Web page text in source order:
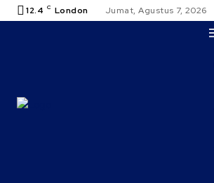
12.4 C London Jumat, Agustus 7, 2026